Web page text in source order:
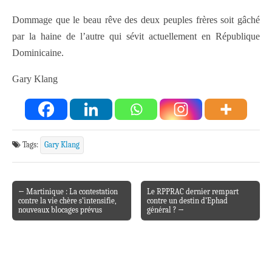
Dommage que le beau rêve des deux peuples frères soit gâché
par la haine de l’autre qui sévit actuellement en République
Dominicaine.
Gary Klang
Tags: Gary Klang
Post navigation
← Martinique : La contestation
contre la vie chère s’intensifie,
nouveaux blocages prévus
Le RPPRAC dernier rempart
contre un destin d’Ephad
général ? →